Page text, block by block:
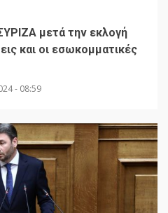
μετά την εκλογή
και οι εσωκομματικές
- 08:59